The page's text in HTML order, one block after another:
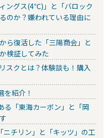
ングス(4℃)」と「バロック
のか？嫌われている理由に
ら復活した「三陽商会」と
検証してみた
スクとは？体験談も！購入
を紹介！
る「東海カーボン」と「岡
ニチリン」と「キッツ」の工